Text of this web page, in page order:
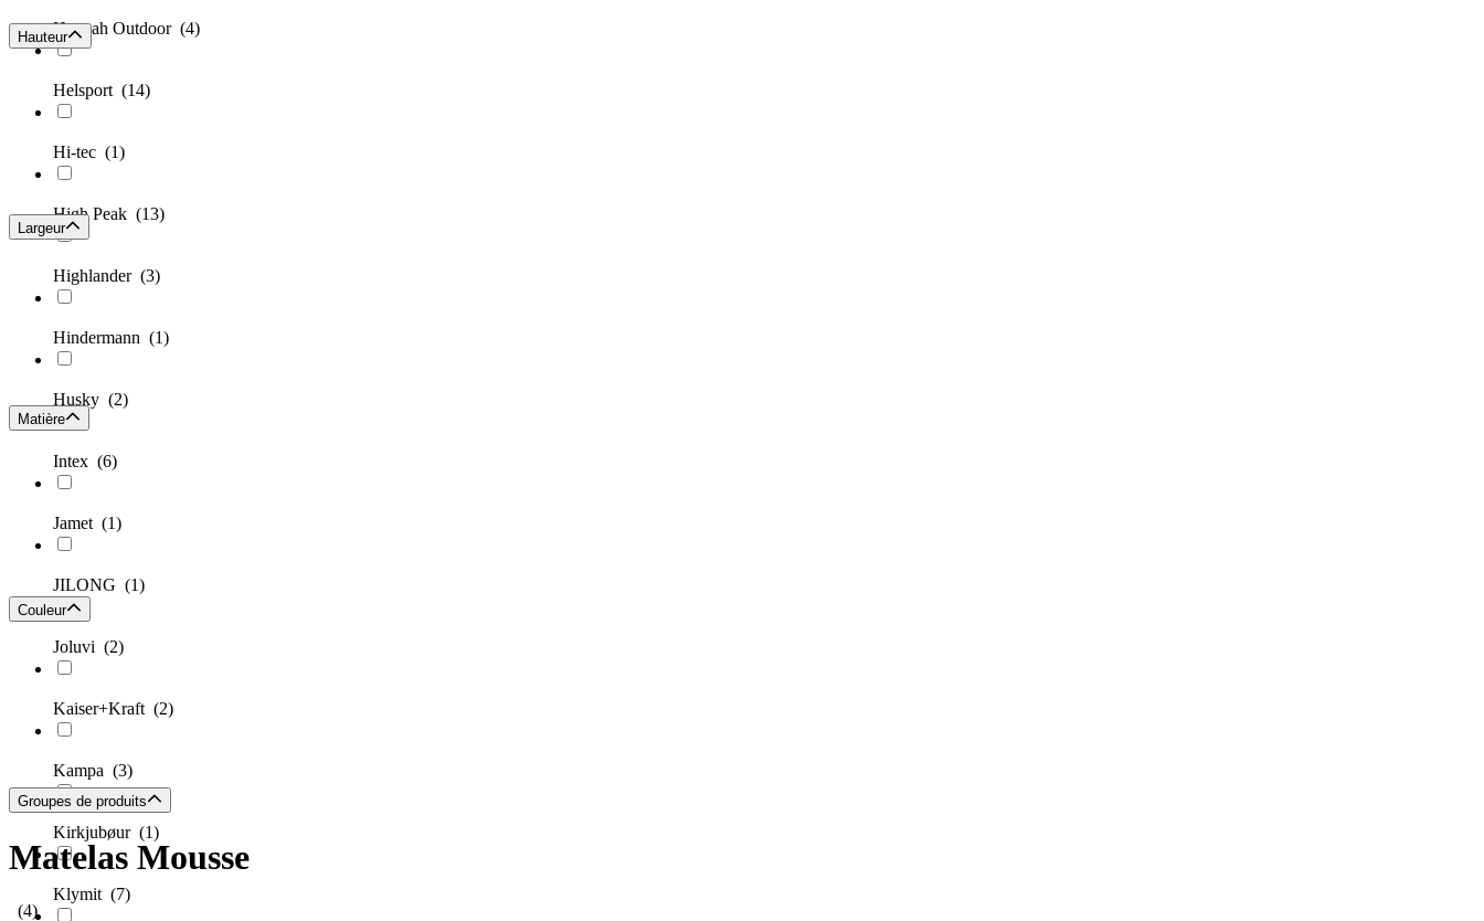
Hannah Outdoor (4)
Helsport (14)
Hi-tec (1)
High Peak (13)
Highlander (3)
Hindermann (1)
Husky (2)
Intex (6)
Jamet (1)
JILONG (1)
Joluvi (2)
Kaiser+Kraft (2)
Kampa (3)
Kirkjubøur (1)
Klymit (7)
Hauteur
Largeur
Matière
Couleur
Groupes de produits
Matelas Mousse
(4)